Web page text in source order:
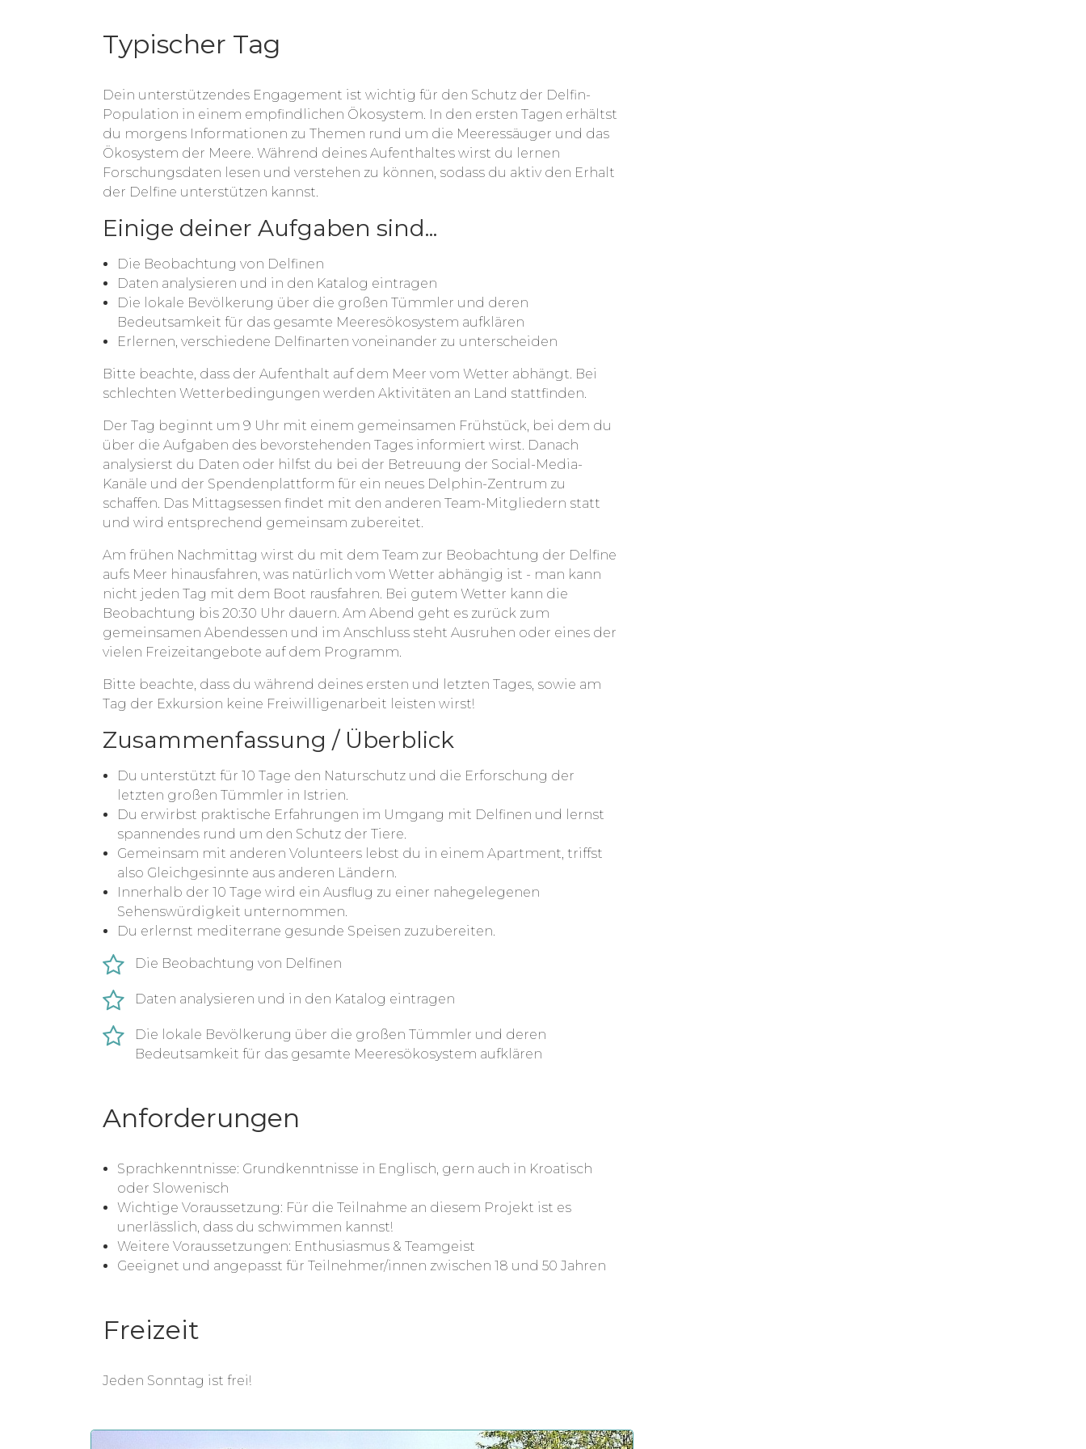
Typischer Tag
Dein unterstützendes Engagement ist wichtig für den Schutz der Delfin-
Population in einem empfindlichen Ökosystem. In den ersten Tagen erhältst
du morgens Informationen zu Themen rund um die Meeressäuger und das
Ökosystem der Meere. Während deines Aufenthaltes wirst du lernen
Forschungsdaten lesen und verstehen zu können, sodass du aktiv den Erhalt
der Delfine unterstützen kannst.
Einige deiner Aufgaben sind...
Die Beobachtung von Delfinen
Daten analysieren und in den Katalog eintragen
Die lokale Bevölkerung über die großen Tümmler und deren
Bedeutsamkeit für das gesamte Meeresökosystem aufklären
Erlernen, verschiedene Delfinarten voneinander zu unterscheiden
Bitte beachte, dass der Aufenthalt auf dem Meer vom Wetter abhängt. Bei
schlechten Wetterbedingungen werden Aktivitäten an Land stattfinden.
Der Tag beginnt um 9 Uhr mit einem gemeinsamen Frühstück, bei dem du
über die Aufgaben des bevorstehenden Tages informiert wirst. Danach
analysierst du Daten oder hilfst du bei der Betreuung der Social-Media-
Kanäle und der Spendenplattform für ein neues Delphin-Zentrum zu
schaffen. Das Mittagsessen findet mit den anderen Team-Mitgliedern statt
und wird entsprechend gemeinsam zubereitet.
Am frühen Nachmittag wirst du mit dem Team zur Beobachtung der Delfine
aufs Meer hinausfahren, was natürlich vom Wetter abhängig ist - man kann
nicht jeden Tag mit dem Boot rausfahren. Bei gutem Wetter kann die
Beobachtung bis 20:30 Uhr dauern. Am Abend geht es zurück zum
gemeinsamen Abendessen und im Anschluss steht Ausruhen oder eines der
vielen Freizeitangebote auf dem Programm.
Bitte beachte, dass du während deines ersten und letzten Tages, sowie am
Tag der Exkursion keine Freiwilligenarbeit leisten wirst!
Zusammenfassung / Überblick
Du unterstützt für 10 Tage den Naturschutz und die Erforschung der
letzten großen Tümmler in Istrien.
Du erwirbst praktische Erfahrungen im Umgang mit Delfinen und lernst
spannendes rund um den Schutz der Tiere.
Gemeinsam mit anderen Volunteers lebst du in einem Apartment, triffst
also Gleichgesinnte aus anderen Ländern.
Innerhalb der 10 Tage wird ein Ausflug zu einer nahegelegenen
Sehenswürdigkeit unternommen.
Du erlernst mediterrane gesunde Speisen zuzubereiten.
Die Beobachtung von Delfinen
Daten analysieren und in den Katalog eintragen
Die lokale Bevölkerung über die großen Tümmler und deren
Bedeutsamkeit für das gesamte Meeresökosystem aufklären
Anforderungen
Sprachkenntnisse: Grundkenntnisse in Englisch, gern auch in Kroatisch
oder Slowenisch
Wichtige Voraussetzung: Für die Teilnahme an diesem Projekt ist es
unerlässlich, dass du schwimmen kannst!
Weitere Voraussetzungen: Enthusiasmus & Teamgeist
Geeignet und angepasst für Teilnehmer/innen zwischen 18 und 50 Jahren
Freizeit
Jeden Sonntag ist frei!